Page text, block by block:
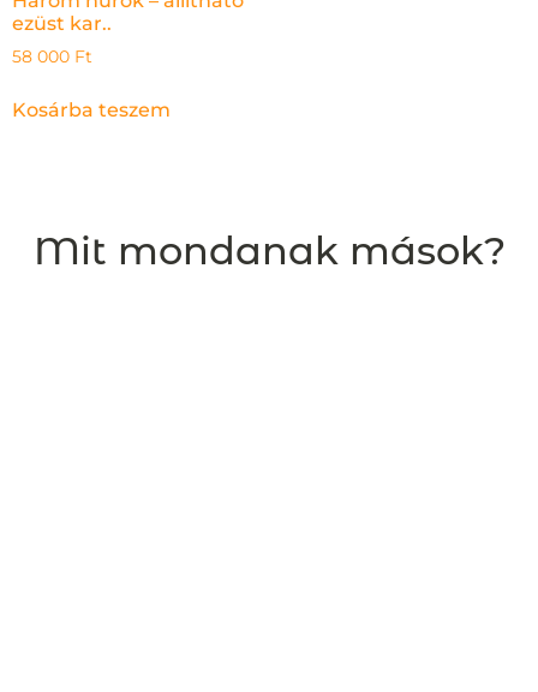
ezüst kar..
58 000 Ft
Kosárba teszem
Mit mondanak mások?